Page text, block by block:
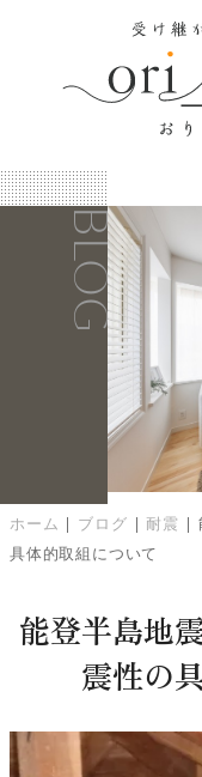
BLOG
ホーム | ブログ | 耐震 |
具体的取組について
能登半島地
震性の